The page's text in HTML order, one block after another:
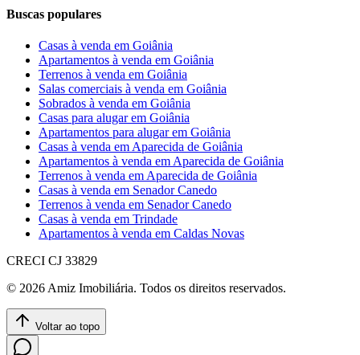
Buscas populares
Casas à venda em Goiânia
Apartamentos à venda em Goiânia
Terrenos à venda em Goiânia
Salas comerciais à venda em Goiânia
Sobrados à venda em Goiânia
Casas para alugar em Goiânia
Apartamentos para alugar em Goiânia
Casas à venda em Aparecida de Goiânia
Apartamentos à venda em Aparecida de Goiânia
Terrenos à venda em Aparecida de Goiânia
Casas à venda em Senador Canedo
Terrenos à venda em Senador Canedo
Casas à venda em Trindade
Apartamentos à venda em Caldas Novas
CRECI CJ 33829
© 2026Amiz Imobiliária. Todos os direitos reservados.
Voltar ao topo